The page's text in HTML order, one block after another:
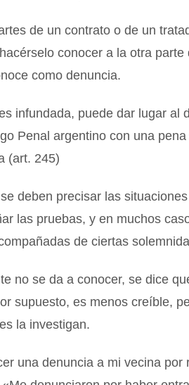
de un contrato o de un
conocer a la otra
como denuncia.
infundada, puede dar lugar al
Penal argentino con una
(art. 245)
deben precisar las
las pruebas, y en muchos
de ciertas
no se da a conocer, se dice
supuesto, es menos creíble,
la investigan.
una denuncia a mi vecina